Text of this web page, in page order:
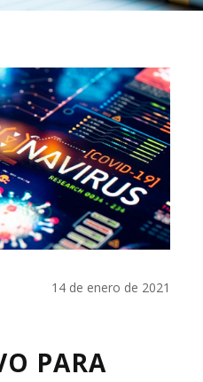
14 de enero de 2021
PARA